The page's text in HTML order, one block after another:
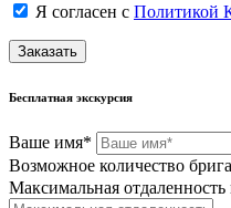
Я согласен с Политикой
Заказать
Бесплатная экскурсия
Ваше имя*
Возможное количество
Максимальная